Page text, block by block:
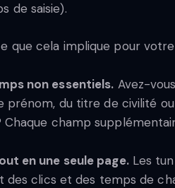
de saisie).
que cela implique pour
non essentiels. Avez-
prénom, du titre de civilité
champ
en une seule page.Les
des clics et des temps de